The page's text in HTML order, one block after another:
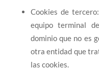
Cookies de
equipo terminal
dominio que no es
otra entidad que
las cookies.